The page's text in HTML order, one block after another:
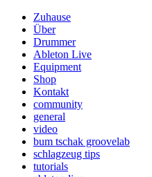
Zuhause
Über
Drummer
Ableton Live
Equipment
Shop
Kontakt
community
general
video
bum tschak groovelab
schlagzeug tips
tutorials